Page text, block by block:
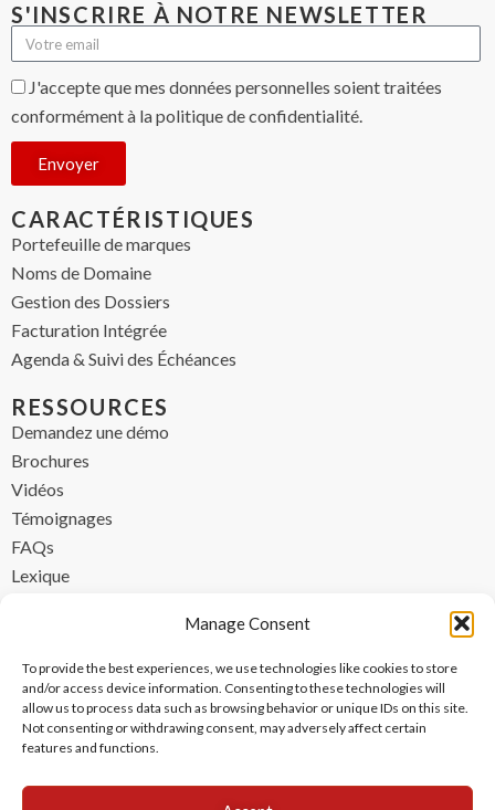
Manage Consent
To provide the best experiences, we use technologies like cookies to store
and/or access device information. Consenting to these technologies will
allow us to process data such as browsing behavior or unique IDs on this site.
Not consenting or withdrawing consent, may adversely affect certain
features and functions.
CARACTÉRISTIQUES
Portefeuille de marques
Noms de Domaine
Gestion des Dossiers
Facturation Intégrée
Agenda & Suivi des Échéances
S'INSCRIRE À NOTRE NEWSLETTER
J'accepte que mes données personnelles soient traitées
conformément à la politique de confidentialité.
Envoyer
RESSOURCES
Demandez une démo
Brochures
Vidéos
Témoignages
FAQs
Lexique
FR +33 (0) 1 84 17 45 32
UK +44 (0) 203 445 0535